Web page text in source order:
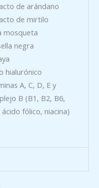
de arándano
de mirtilo
mosqueta
negra
hialurónico
A, C, D, E y
B (B1, B2, B6,
ácido fólico, niacina)